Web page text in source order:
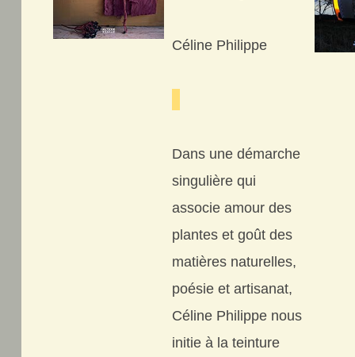
Céline Philippe
Dans une démarche
singulière qui
associe amour des
plantes et goût des
matières naturelles,
poésie et artisanat,
Céline Philippe nous
initie à la teinture